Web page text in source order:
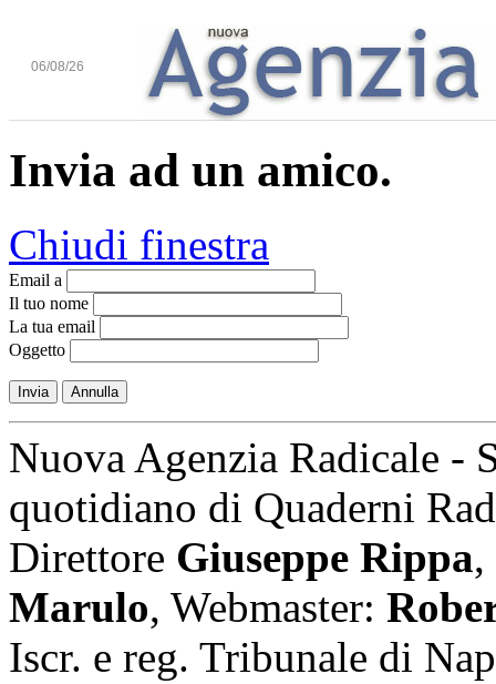
06/08/26
Invia ad un amico.
Chiudi finestra
Email a
Il tuo nome
La tua email
Oggetto
Invia Annulla
Nuova Agenzia Radicale -
quotidiano di Quaderni
Direttore Giuseppe Rippa,
Marulo, Webmaster:
Iscr. e reg. Tribunale di